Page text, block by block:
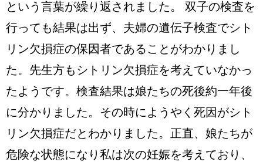
という言葉が繰り返されました。 双子の検査を
行っても結果は出ず、夫婦の遺伝子検査でシト
リン欠損症の保因者であることがわかりまし
た。先生方もシトリン欠損症を考えていなかっ
たようです。検査結果は娘たちの死後約一年後
に分かりました。その時にようやく死因がシト
リン欠損症だとわかりました。正直、娘たちが
危険な状態になり私は次の妊娠を考えており、